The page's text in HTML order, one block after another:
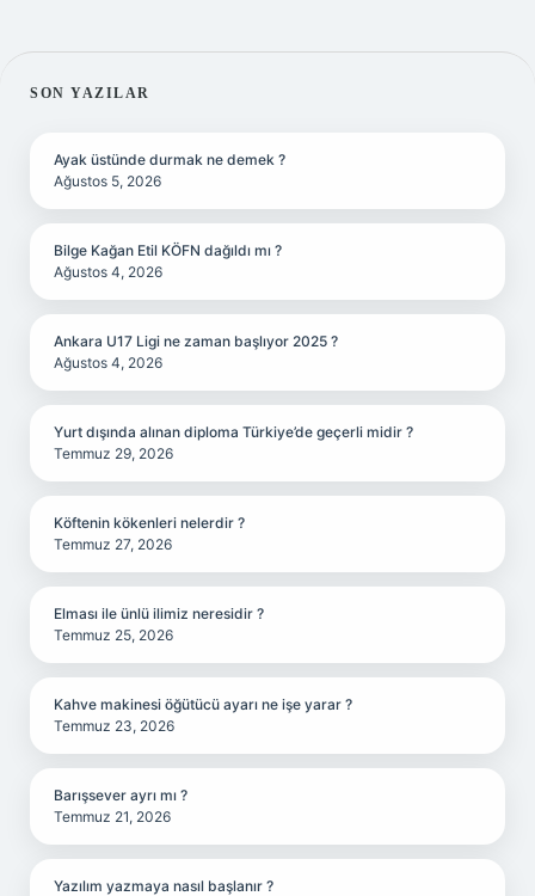
SIDEBAR
SON YAZILAR
Ayak üstünde durmak ne demek ?
Ağustos 5, 2026
Bilge Kağan Etil KÖFN dağıldı mı ?
Ağustos 4, 2026
Ankara U17 Ligi ne zaman başlıyor 2025 ?
Ağustos 4, 2026
Yurt dışında alınan diploma Türkiye’de geçerli midir ?
Temmuz 29, 2026
Köftenin kökenleri nelerdir ?
Temmuz 27, 2026
Elması ile ünlü ilimiz neresidir ?
Temmuz 25, 2026
Kahve makinesi öğütücü ayarı ne işe yarar ?
Temmuz 23, 2026
Barışsever ayrı mı ?
Temmuz 21, 2026
Yazılım yazmaya nasıl başlanır ?